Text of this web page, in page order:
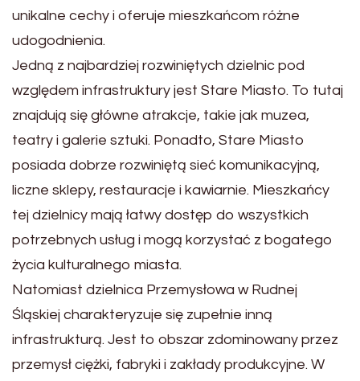
unikalne cechy i oferuje mieszkańcom różne
udogodnienia.
Jedną z najbardziej rozwiniętych dzielnic pod
względem infrastruktury jest Stare Miasto. To tutaj
znajdują się główne atrakcje, takie jak muzea,
teatry i galerie sztuki. Ponadto, Stare Miasto
posiada dobrze rozwiniętą sieć komunikacyjną,
liczne sklepy, restauracje i kawiarnie. Mieszkańcy
tej dzielnicy mają łatwy dostęp do wszystkich
potrzebnych usług i mogą korzystać z bogatego
życia kulturalnego miasta.
Natomiast dzielnica Przemysłowa w Rudnej
Śląskiej charakteryzuje się zupełnie inną
infrastrukturą. Jest to obszar zdominowany przez
przemysł ciężki, fabryki i zakłady produkcyjne. W